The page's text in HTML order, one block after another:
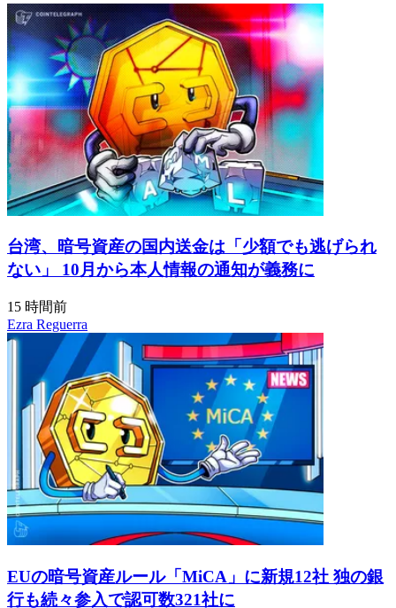
台湾、暗号資産の国内送金は「少額でも逃げられ
ない」 10月から本人情報の通知が義務に
15 時間前
Ezra Reguerra
EUの暗号資産ルール「MiCA」に新規12社 独の銀
行も続々参入で認可数321社に